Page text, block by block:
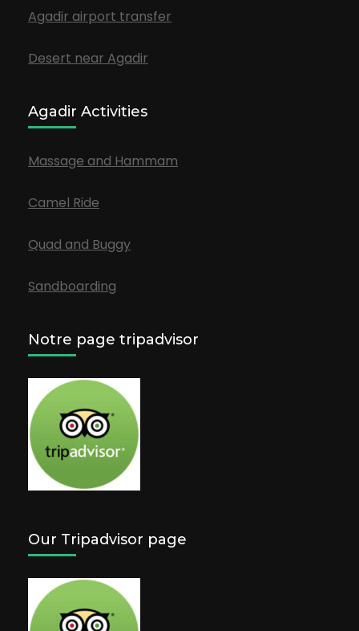
Agadir airport transfer
Desert near Agadir
Agadir Activities
Massage and Hammam
Camel Ride
Quad and Buggy
Sandboarding
Notre page tripadvisor
Our Tripadvisor page